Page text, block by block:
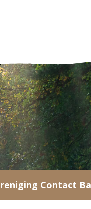
Contact